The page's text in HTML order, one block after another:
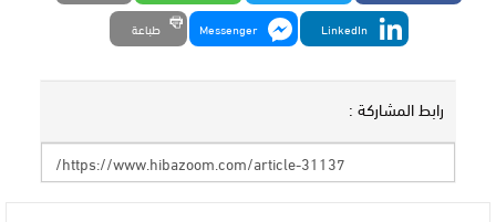
LinkedIn
Messenger طباعة
رابط المشاركة :